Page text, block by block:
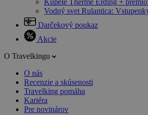
Kúpele Therme Erding +
Vodný svet Rulantica:
Darčekový poukaz
Akcie
O Travelkingu
O nás
Recenzie a skúsenosti
Travelking pomáha
Kariéra
Pre novinárov